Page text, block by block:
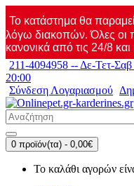
Το κατάστημα θα
λόγω διακοπών. Όλες οι
κανονικά από τις 24/8
211-4094958 -- Δε-Τετ-
20:00
Σύνδεση Λογαριασμού
0 προϊόν(τα) - 0,00€
Το καλάθι αγορών